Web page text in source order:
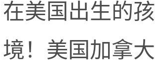
在美国出生的
境！美国加拿